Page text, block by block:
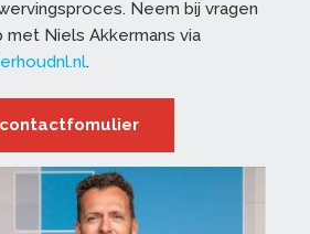
Neem bij vragen
Niels Akkermans via
.